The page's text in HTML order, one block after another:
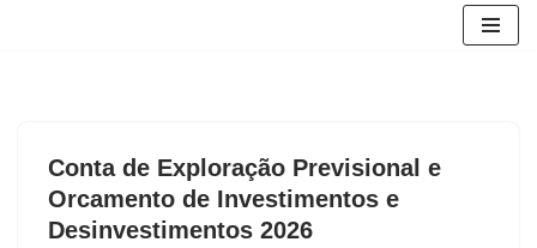
Conta de Exploração Previsional e
Orcamento de Investimentos e
Desinvestimentos 2026